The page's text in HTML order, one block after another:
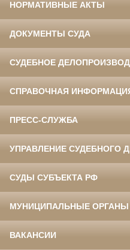
НОРМАТИВНЫЕ АКТЫ
ДОКУМЕНТЫ СУДА
СУДЕБНОЕ
СПРАВОЧНАЯ
ПРЕСС-СЛУЖБА
УПРАВЛЕНИЕ СУДЕБНОГО
СУДЫ СУБЪЕКТА РФ
МУНИЦИПАЛЬНЫЕ ОРГАНЫ
ВАКАНСИИ